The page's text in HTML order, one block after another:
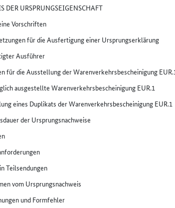
DER URSPRUNGSEIGENSCHAFT
Vorschriften
für die Ausfertigung einer Ursprungserklärung
Ausführer
für die Ausstellung der Warenverkehrsbescheinigung
ausgestellte Warenverkehrsbescheinigung EUR.1
eines Duplikats der Warenverkehrsbescheinigung EUR.1
der Ursprungsnachweise
Teilsendungen
vom Ursprungsnachweis
und Formfehler